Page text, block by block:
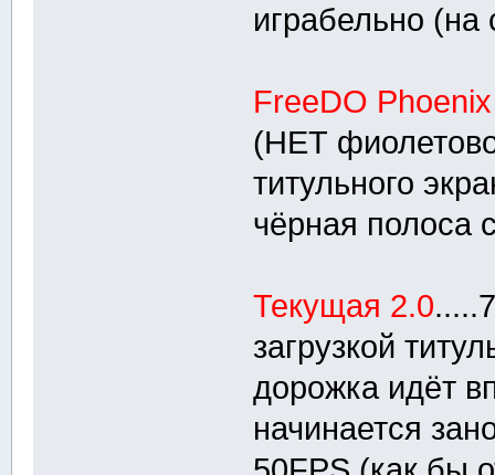
играбельно (на
FreeDO
(НЕТ
титульного
чёрная полоса
Текущая 2.0
загрузкой
дорожка идёт
начинается